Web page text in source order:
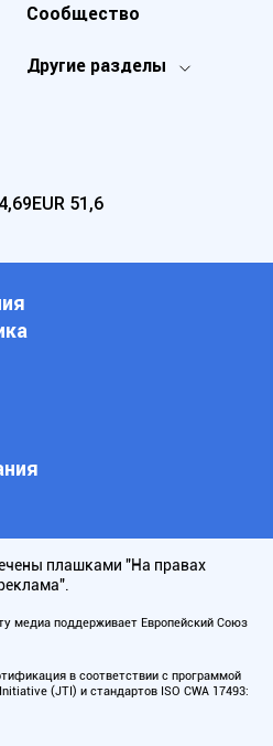
Другие разделы
Сообщество
EUR 51,6
плашками "На правах
медиа поддерживает Европейский Союз
в соответствии с программой
(JTI) и стандартов ISO CWA 17493: